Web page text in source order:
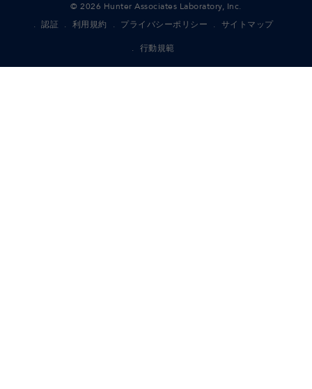
©2026 Hunter Associates Laboratory, Inc.
認証
利用規約 プライバシーポリシー サイトマップ
行動規範